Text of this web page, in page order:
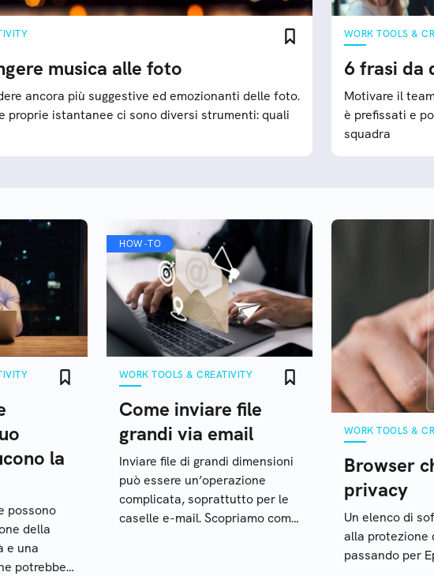
musica alle foto
ancora più suggestive ed emozionanti delle foto.
proprie istantanee ci sono diversi strumenti: quali
WORK TOOLS &
6 frasi da
Motivare il
è prefissati e
squadra
la
possono
della
e una
potrebbe
HOW-TO
WORK TOOLS & CREATIVITY
Come inviare file
grandi via email
Inviare file di grandi dimensioni
può essere un’operazione
complicata, soprattutto per le
caselle e-mail. Scopriamo come
WORK TOOLS &
Browser
privacy
Un elenco di
alla protezione
passando per